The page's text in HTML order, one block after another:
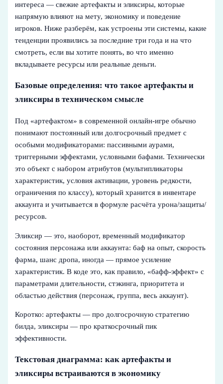
интереса — свежие артефакты и эликсиры, которые
напрямую влияют на мету, экономику и поведение
игроков. Ниже разберём, как устроены эти системы, какие
тенденции проявились за последние три года и на что
смотреть, если вы хотите понять, во что именно
вкладываете ресурсы или реальные деньги.
Базовые определения: что такое артефакты и
эликсиры в техническом смысле
Под «артефактом» в современной онлайн‑игре обычно
понимают постоянный или долгосрочный предмет с
особыми модификаторами: пассивными аурами,
триггерными эффектами, условными бафами. Технически
это объект с набором атрибутов (мультипликаторы
характеристик, условия активации, уровень редкости,
ограничения по классу), который хранится в инвентаре
аккаунта и учитывается в формуле расчёта урона/защиты/
ресурсов.
Эликсир — это, наоборот, временный модификатор
состояния персонажа или аккаунта: баф на опыт, скорость
фарма, шанс дропа, иногда — прямое усиление
характеристик. В коде это, как правило, «бафф-эффект» с
параметрами длительности, стэкинга, приоритета и
областью действия (персонаж, группа, весь аккаунт).
Коротко: артефакты — про долгосрочную стратегию
билда, эликсиры — про краткосрочный пик
эффективности.
Текстовая диаграмма: как артефакты и
эликсиры встраиваются в экономику